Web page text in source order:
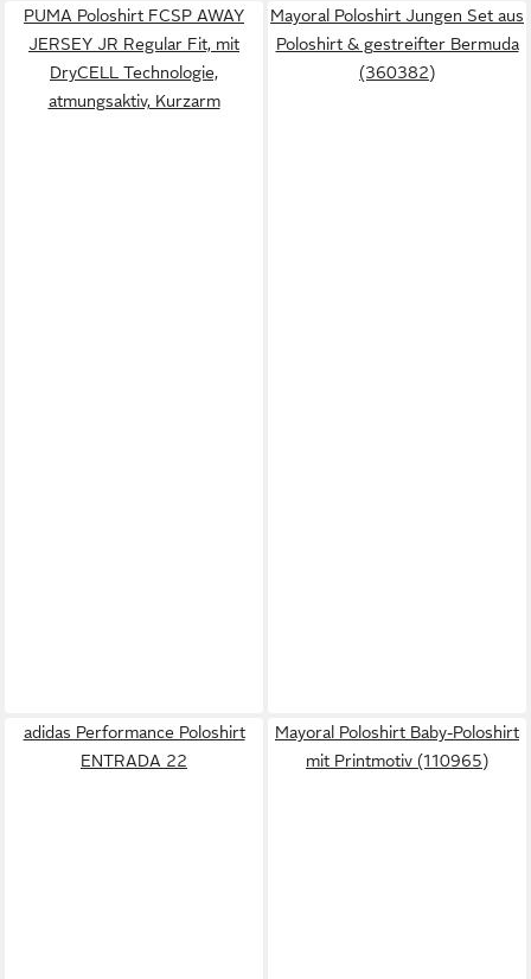
PUMA Poloshirt FCSP AWAY
JERSEY JR Regular Fit, mit
DryCELL Technologie,
atmungsaktiv, Kurzarm
Mayoral Poloshirt Jungen Set aus
Poloshirt & gestreifter Bermuda
(360382)
adidas Performance Poloshirt
ENTRADA 22
Mayoral Poloshirt Baby-Poloshirt
mit Printmotiv (110965)